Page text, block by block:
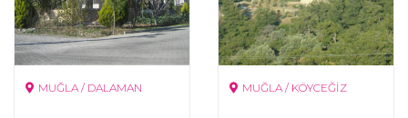
MUĞLA / DALAMAN MUĞLA / KÖYCEĞİZ